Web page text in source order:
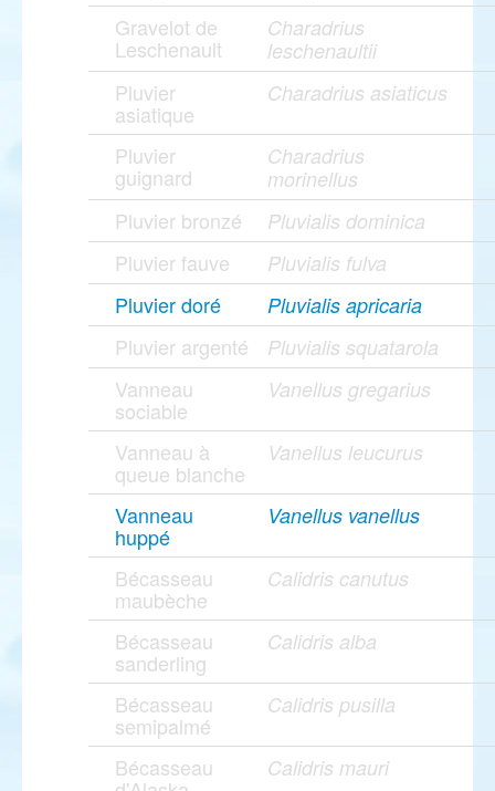
Gravelot de
Leschenault
Charadrius
leschenaultii
Pluvier
asiatique
Charadrius asiaticus
Pluvier
guignard
Charadrius
morinellus
Pluvier bronzé Pluvialis dominica
Pluvier fauve Pluvialis fulva
Pluvier doré Pluvialis apricaria
Pluvier argenté Pluvialis squatarola
Vanneau
sociable
Vanellus gregarius
Vanneau à
queue blanche
Vanellus leucurus
Vanneau
huppé
Vanellus vanellus
Bécasseau
maubèche
Calidris canutus
Bécasseau
sanderling
Calidris alba
Bécasseau
semipalmé
Calidris pusilla
Bécasseau Calidris mauri